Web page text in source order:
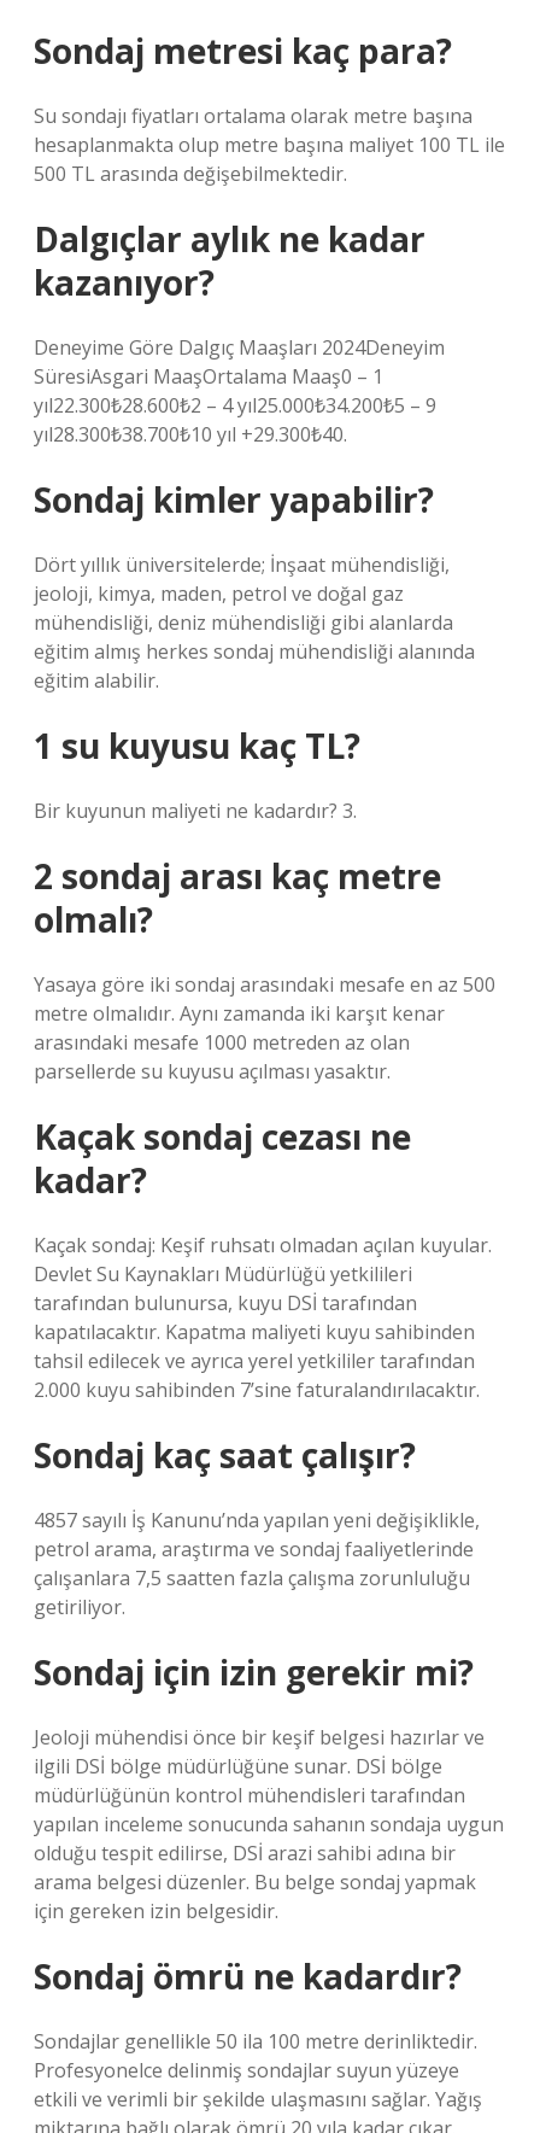
Sondaj metresi kaç para?
Su sondajı fiyatları ortalama olarak metre başına
hesaplanmakta olup metre başına maliyet 100 TL ile
500 TL arasında değişebilmektedir.
Dalgıçlar aylık ne kadar
kazanıyor?
Deneyime Göre Dalgıç Maaşları 2024Deneyim
SüresiAsgari MaaşOrtalama Maaş0 – 1
yıl22.300₺28.600₺2 – 4 yıl25.000₺34.200₺5 – 9
yıl28.300₺38.700₺10 yıl +29.300₺40.
Sondaj kimler yapabilir?
Dört yıllık üniversitelerde; İnşaat mühendisliği,
jeoloji, kimya, maden, petrol ve doğal gaz
mühendisliği, deniz mühendisliği gibi alanlarda
eğitim almış herkes sondaj mühendisliği alanında
eğitim alabilir.
1 su kuyusu kaç TL?
Bir kuyunun maliyeti ne kadardır? 3.
2 sondaj arası kaç metre
olmalı?
Yasaya göre iki sondaj arasındaki mesafe en az 500
metre olmalıdır. Aynı zamanda iki karşıt kenar
arasındaki mesafe 1000 metreden az olan
parsellerde su kuyusu açılması yasaktır.
Kaçak sondaj cezası ne
kadar?
Kaçak sondaj: Keşif ruhsatı olmadan açılan kuyular.
Devlet Su Kaynakları Müdürlüğü yetkilileri
tarafından bulunursa, kuyu DSİ tarafından
kapatılacaktır. Kapatma maliyeti kuyu sahibinden
tahsil edilecek ve ayrıca yerel yetkililer tarafından
2.000 kuyu sahibinden 7’sine faturalandırılacaktır.
Sondaj kaç saat çalışır?
4857 sayılı İş Kanunu’nda yapılan yeni değişiklikle,
petrol arama, araştırma ve sondaj faaliyetlerinde
çalışanlara 7,5 saatten fazla çalışma zorunluluğu
getiriliyor.
Sondaj için izin gerekir mi?
Jeoloji mühendisi önce bir keşif belgesi hazırlar ve
ilgili DSİ bölge müdürlüğüne sunar. DSİ bölge
müdürlüğünün kontrol mühendisleri tarafından
yapılan inceleme sonucunda sahanın sondaja uygun
olduğu tespit edilirse, DSİ arazi sahibi adına bir
arama belgesi düzenler. Bu belge sondaj yapmak
için gereken izin belgesidir.
Sondaj ömrü ne kadardır?
Sondajlar genellikle 50 ila 100 metre derinliktedir.
Profesyonelce delinmiş sondajlar suyun yüzeye
etkili ve verimli bir şekilde ulaşmasını sağlar. Yağış